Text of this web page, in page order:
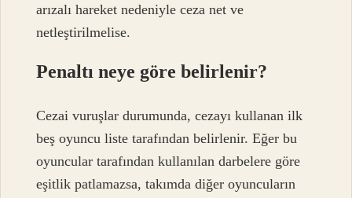
arızalı hareket nedeniyle ceza net ve
netleştirilmelise.
Penaltı neye göre belirlenir?
Cezai vuruşlar durumunda, cezayı kullanan ilk
beş oyuncu liste tarafından belirlenir. Eğer bu
oyuncular tarafından kullanılan darbelere göre
eşitlik patlamazsa, takımda diğer oyuncuların